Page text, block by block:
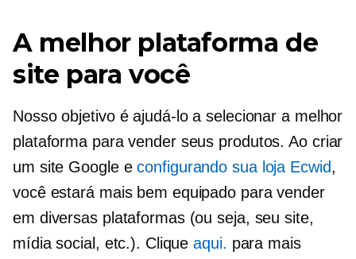
A melhor plataforma de
site para você
Nosso objetivo é ajudá-lo a selecionar a melhor
plataforma para vender seus produtos. Ao criar
um site Google econfigurando sua loja Ecwid,
você estará mais bem equipado para vender
em diversas plataformas (ou seja, seu site,
mídia social, etc.). Cliqueaqui. para mais